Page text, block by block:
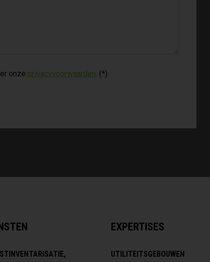
onze privacyvoorwaarden. (*)
EXPERTISES
UTILITEITSGEBOUWEN